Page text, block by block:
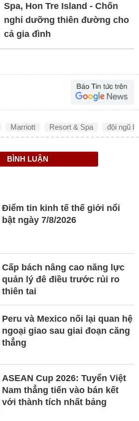
Spa, Hon Tre Island - Chốn
nghỉ dưỡng thiên đường cho
cả gia đình
Marriott Resort & Spa đội ngũ
BÌNH LUẬN
Điểm tin kinh tế thế giới nổi
bật ngày 7/8/2026
Cấp bách nâng cao năng lực
quản lý đê điều trước rủi ro
thiên tai
Peru và Mexico nối lại quan hệ
ngoại giao sau giai đoạn căng
thẳng
ASEAN Cup 2026: Tuyển Việt
Nam thẳng tiến vào bán kết
với thành tích nhất bảng